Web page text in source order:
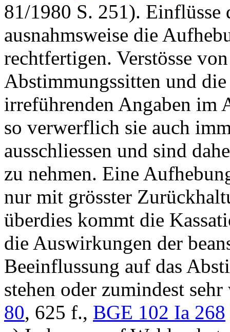
81/1980 S. 251). Einflüsse
ausnahmsweise die
rechtfertigen. Verstösse
Abstimmungssitten und
irreführenden Angaben im
so verwerflich sie auch
ausschliessen und sind
zu nehmen. Eine
nur mit grösster
überdies kommt die
die Auswirkungen der
Beeinflussung auf das
stehen oder zumindest
80, 625 f., BGE 102 Ia 268